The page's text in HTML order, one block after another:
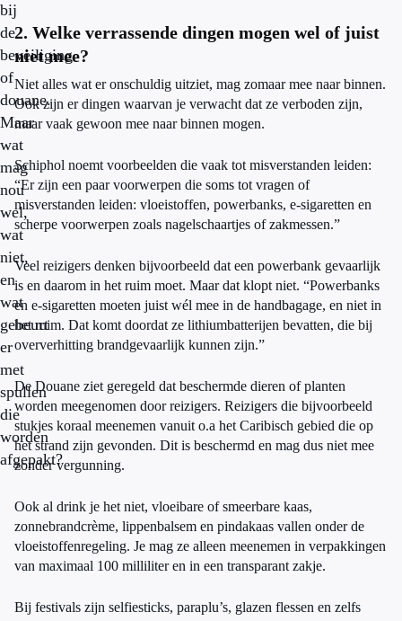
bij
de
beveiliging
of
douane.
Maar
wat
mag
nou
wel,
wat
niet,
en
wat
gebeurt
er
met
spullen
die
worden
afgepakt?
2. Welke verrassende dingen mogen wel of juist
niet mee?
Niet alles wat er onschuldig uitziet, mag zomaar mee naar binnen.
Ook zijn er dingen waarvan je verwacht dat ze verboden zijn,
maar vaak gewoon mee naar binnen mogen.
Schiphol noemt voorbeelden die vaak tot misverstanden leiden:
“Er zijn een paar voorwerpen die soms tot vragen of
misverstanden leiden: vloeistoffen, powerbanks, e-sigaretten en
scherpe voorwerpen zoals nagelschaartjes of zakmessen.”
Veel reizigers denken bijvoorbeeld dat een powerbank gevaarlijk
is en daarom in het ruim moet. Maar dat klopt niet. “Powerbanks
en e-sigaretten moeten juist wél mee in de handbagage, en niet in
het ruim. Dat komt doordat ze lithiumbatterijen bevatten, die bij
oververhitting brandgevaarlijk kunnen zijn.”
De Douane ziet geregeld dat beschermde dieren of planten
worden meegenomen door reizigers. Reizigers die bijvoorbeeld
stukjes koraal meenemen vanuit o.a het Caribisch gebied die op
het strand zijn gevonden. Dit is beschermd en mag dus niet mee
zonder vergunning.
Ook al drink je het niet, vloeibare of smeerbare kaas,
zonnebrandcrème, lippenbalsem en pindakaas vallen onder de
vloeistoffenregeling. Je mag ze alleen meenemen in verpakkingen
van maximaal 100 milliliter en in een transparant zakje.
Bij festivals zijn selfiesticks, paraplu’s, glazen flessen en zelfs